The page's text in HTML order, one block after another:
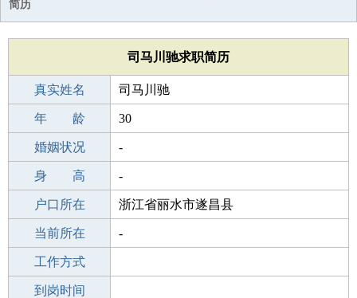
简历
司马川驰求职简历
真实姓名 司马川驰
性 别 男
年 龄 30
出生年月 1996-09-05
婚姻状况 -
学 历 初中
身 高 -
毕业学校 眉山尖山初级中学
户口所在 浙江省丽水市遂昌县
所学专业 -
当前所在 -
工作经验
工作方式
驾 照
到岗时间